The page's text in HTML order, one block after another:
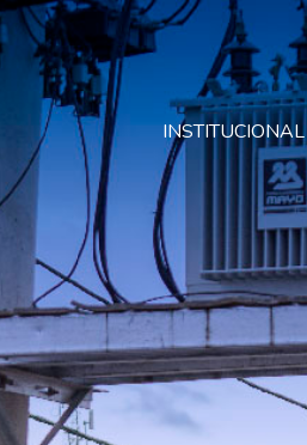
INSTITUCIONAL